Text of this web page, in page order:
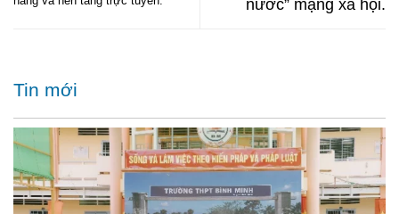
nước” mạng xã hội.
Tin mới